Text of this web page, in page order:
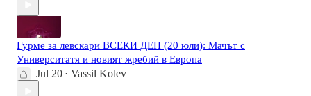
Гурме за левскари ВСЕКИ ДЕН (20 юли): Мачът с
Университатя и новият жребий в Европа
Jul 20 • Vassil Kolev